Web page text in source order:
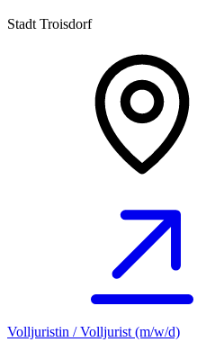
Stadt Troisdorf
Volljuristin / Volljurist (m/w/d)